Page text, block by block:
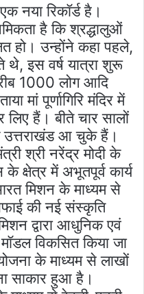
नया रिकॉर्ड है।
है कि श्रद्धालुओं
हो। उन्होंने कहा पहले,
इस वर्ष यात्रा शुरू
1000 लोग आदि
मां पूर्णागिरि मंदिर में
हैं। बीते चार सालों
उत्तराखंड आ चुके हैं।
श्री नरेंद्र मोदी के
क्षेत्र में अभूतपूर्व कार्य
मिशन के माध्यम से
की नई संस्कृति
द्वारा आधुनिक एवं
विकसित किया जा
के माध्यम से लाखों
साकार हुआ है।